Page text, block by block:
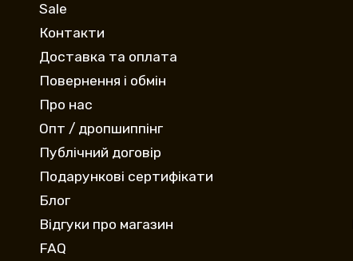
Sale
Контакти
Доставка та оплата
Повернення і обмін
Про нас
Опт / дропшиппінг
Публічний договір
Подарункові сертифікати
Блог
Відгуки про магазин
FAQ